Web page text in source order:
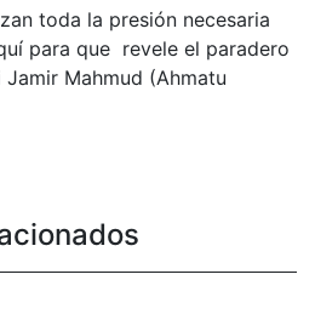
toda la presión necesaria
para que revele el paradero
Mahmud (Ahmatu